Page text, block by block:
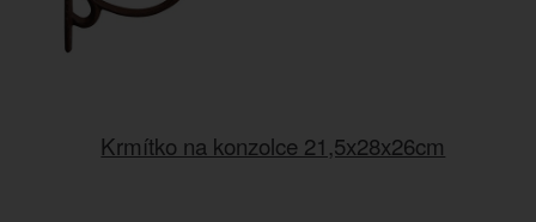
Krmítko na konzolce 21,5x28x26cm